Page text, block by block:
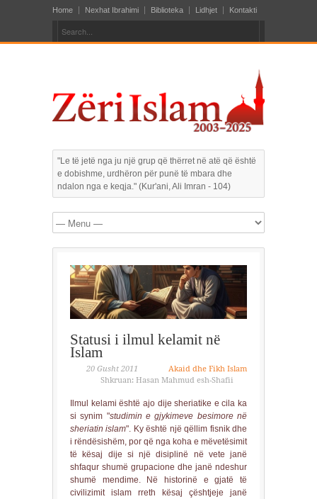
Home Nexhat Ibrahimi Biblioteka Lidhjet Kontakti
"Le të jetë nga ju një grup që thërret në atë që është
e dobishme, urdhëron për punë të mbara dhe
ndalon nga e keqja." (Kur'ani, Ali Imran - 104)
Statusi i ilmul kelamit në
Islam
20 Gusht 2011
Akaid dhe Fikh Islam
Shkruan: Hasan Mahmud esh-Shafii
Ilmul kelami është ajo dije sheriatike e cila ka
si synim "studimin e gjykimeve besimore në
sheriatin islam". Ky është një qëllim fisnik dhe
i rëndësishëm, por që nga koha e mëvetësimit
të kësaj dije si një disiplinë në vete janë
shfaqur shumë grupacione dhe janë ndeshur
shumë mendime. Në historinë e gjatë të
civilizimit islam rreth kësaj çështjeje janë